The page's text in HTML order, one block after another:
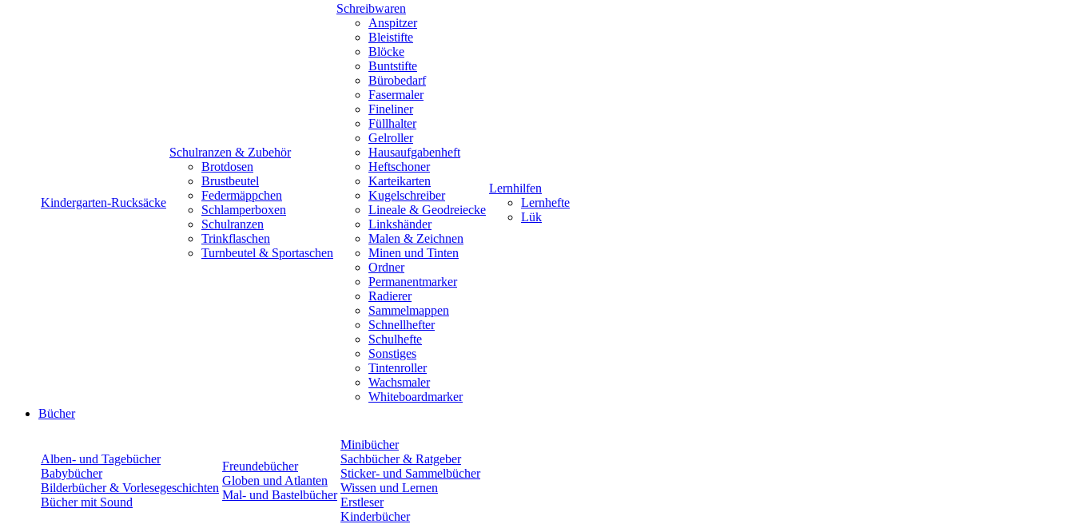
Kindergarten-Rucksäcke
Schulranzen & Zubehör
Brotdosen
Brustbeutel
Federmäppchen
Schlamperboxen
Schulranzen
Trinkflaschen
Turnbeutel & Sportaschen
Schreibwaren
Anspitzer
Bleistifte
Blöcke
Buntstifte
Bürobedarf
Fasermaler
Fineliner
Füllhalter
Gelroller
Hausaufgabenheft
Heftschoner
Karteikarten
Kugelschreiber
Lineale & Geodreiecke
Linkshänder
Malen & Zeichnen
Minen und Tinten
Ordner
Permanentmarker
Radierer
Sammelmappen
Schnellhefter
Schulhefte
Sonstiges
Tintenroller
Wachsmaler
Whiteboardmarker
Lernhilfen
Lernhefte
Lük
Bücher
Alben- und Tagebücher
Babybücher
Bilderbücher & Vorlesegeschichten
Bücher mit Sound
Freundebücher
Globen und Atlanten
Mal- und Bastelbücher
Minibücher
Sachbücher & Ratgeber
Sticker- und Sammelbücher
Wissen und Lernen
Erstleser
Kinderbücher